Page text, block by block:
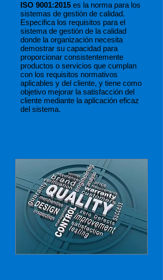
ISO 9001:2015 es la norma para los
sistemas de gestión de calidad.
Especifica los requisitos para el
sistema de gestión de la calidad
donde la organización necesita
demostrar su capacidad para
proporcionar consistentemente
productos o servicios que cumplan
con los requisitos normativos
aplicables y del cliente, y tiene como
objetivo mejorar la satisfacción del
cliente mediante la aplicación eficaz
del sistema.